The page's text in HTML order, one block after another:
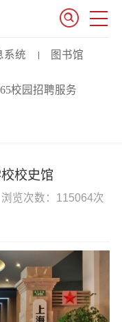
系统 图书馆
校园招聘服务
校史馆
览次数：115064次